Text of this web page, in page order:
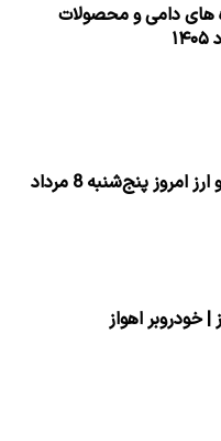
های دامی و محصولات
قیمت طلا، سکه و ارز امروز پنج‌شنبه 8 مرداد
| خودروبر اهواز